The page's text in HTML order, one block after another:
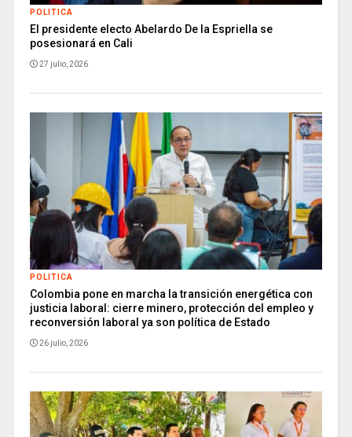
POLITICA
El presidente electo Abelardo De la Espriella se
posesionará en Cali
27 julio, 2026
POLITICA
Colombia pone en marcha la transición energética con
justicia laboral: cierre minero, protección del empleo y
reconversión laboral ya son política de Estado
26 julio, 2026